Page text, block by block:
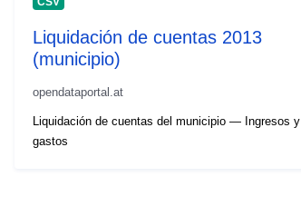
Liquidación de cuentas 2013
(municipio)
opendataportal.at
Liquidación de cuentas del municipio — Ingresos y
gastos